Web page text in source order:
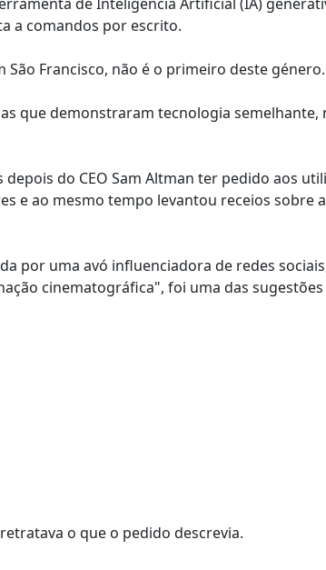
a comandos por escrito.
Francisco, não é o primeiro deste género.
que demonstraram tecnologia semelhante,
do CEO Sam Altman ter pedido aos
e ao mesmo tempo levantou receios sobre
por uma avó influenciadora de redes
cinematográfica", foi uma das
o que o pedido descrevia.